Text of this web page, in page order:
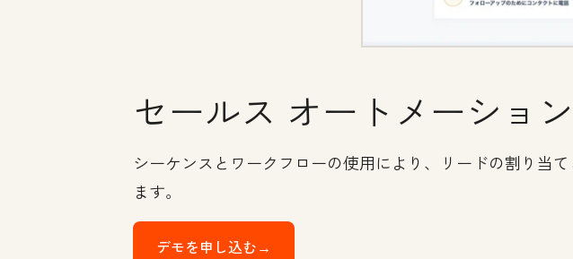
セールス オートメーショ
シーケンスとワークフローの使用により、リードの割り当
ます。
デモを申し込む→